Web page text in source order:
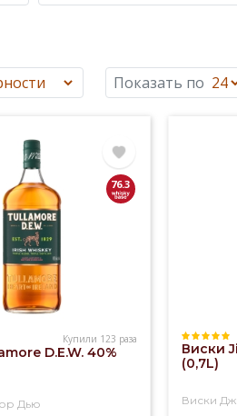
Показать по
76.3
Купили 123 раза
D.E.W. 40%
Дью
Виски
(0,7L)
Виски